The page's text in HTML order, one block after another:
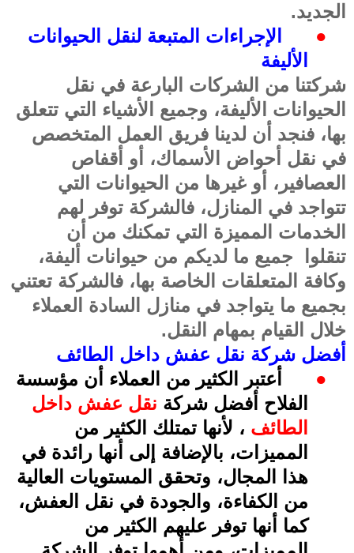
الجديد.
●
الإجراءات المتبعة لنقل الحيوانات
الأليفة
شركتنا من الشركات البارعة في نقل
الحيوانات الأليفة، وجميع الأشياء التي تتعلق
بها، فنجد أن لدينا فريق العمل المتخصص
في نقل أحواض الأسماك، أو أقفاص
العصافير، أو غيرها من الحيوانات التي
تتواجد في المنازل، فالشركة توفر لهم
الخدمات المميزة التي تمكنك من أن
تنقلوا
جميع ما لديكم من حيوانات أليفة،
وكافة المتعلقات الخاصة بها، فالشركة تعتني
بجميع ما يتواجد في منازل السادة العملاء
خلال القيام بمهام النقل.
أفضل شركة نقل عفش داخل الطائف
●
أعتبر الكثير من العملاء أن مؤسسة
الفلاح أفضل شركة نقل عفش داخل
الطائف ، لأنها تمتلك الكثير من
المميزات، بالإضافة إلى أنها رائدة في
هذا المجال، وتحقق المستويات العالية
من الكفاءة، والجودة في نقل العفش،
كما أنها توفر عليهم الكثير من